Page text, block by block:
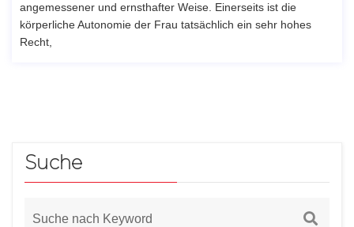
angemessener und ernsthafter Weise. Einerseits ist die
körperliche Autonomie der Frau tatsächlich ein sehr hohes
Recht,
Suche